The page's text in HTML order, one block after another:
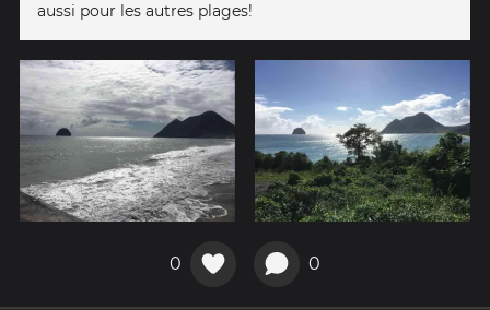
aussi pour les autres plages!
0 0